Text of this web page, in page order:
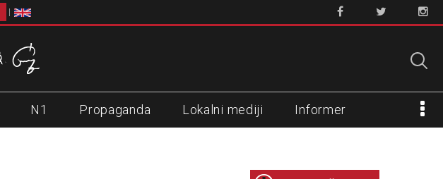
N1 Propaganda Lokalni mediji Informer